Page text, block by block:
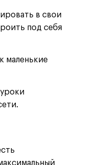
в свои
под себя
маленькие